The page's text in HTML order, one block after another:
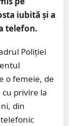
iubită și a
telefon.
Poliției
o femeie, de
privire la
din